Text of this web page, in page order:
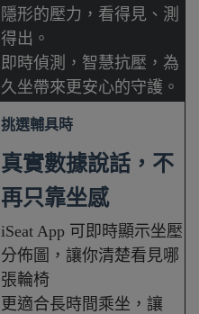
隱形的壓力，看得見、測
得出。
即時偵測，智慧抗壓，為
久坐帶來更安心的守護。
挑選輔具時
真實數據說話，不
再只靠坐感
iSeat App 可即時顯示坐壓
分佈圖，讓你清楚看見哪
張輪椅
更適合長時間乘坐，讓